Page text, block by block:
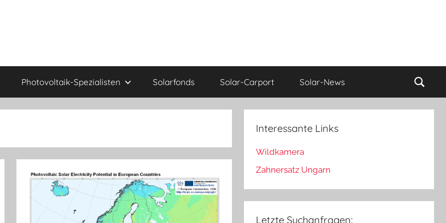
Photovoltaik-Spezialisten Solarfonds Solar-Carport Solar-News
Interessante Links
Wildkamera
Zahnersatz Ungarn
Letzte Suchanfragen: